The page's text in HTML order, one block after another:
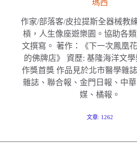
瑪西
作家/部落客/皮拉提斯全器械教
槓，人生像座遊樂園。協助各
文撰寫。 著作：《下一次鳳凰
的佛牌店》 資歷: 基隆海洋文學
作獎首獎 作品見於北市醫學雜
雜誌、聯合報、金門日報、中
媒、橘報。
文章: 1262